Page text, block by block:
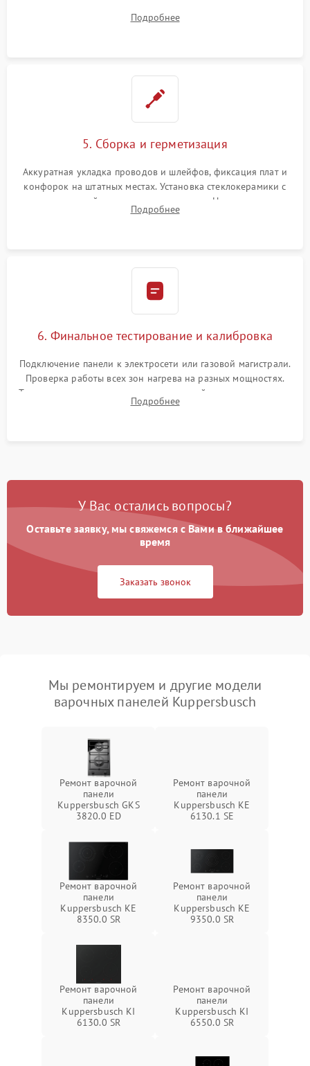
дорожек. Очистка контактов и замена поврежденной
Подробнее
5. Сборка и герметизация
Аккуратная укладка проводов и шлейфов, фиксация плат и
конфорок на штатных местах. Установка стеклокерамики с
проверкой равномерности зазоров. Нанесение
термостойкого герметика или укладка уплотнительной
Подробнее
6. Финальное тестирование и калибровка
Подключение панели к электросети или газовой магистрали.
Проверка работы всех зон нагрева на разных мощностях.
Тестирование сенсорного управления, таймера, индикаторов
остаточного тепла и систем защиты от перегрева.
Подробнее
У Вас остались вопросы?
Оставьте заявку, мы свяжемся с Вами в ближайшее
время
Заказать звонок
Мы ремонтируем и другие модели
варочных панелей Kuppersbusch
Ремонт варочной
панели
Kuppersbusch GKS
3820.0 ED
Ремонт варочной
панели
Kuppersbusch KE
6130.1 SE
Ремонт варочной
панели
Kuppersbusch KE
8350.0 SR
Ремонт варочной
панели
Kuppersbusch KE
9350.0 SR
Ремонт варочной
панели
Kuppersbusch KI
6130.0 SR
Ремонт варочной
панели
Kuppersbusch KI
6550.0 SR